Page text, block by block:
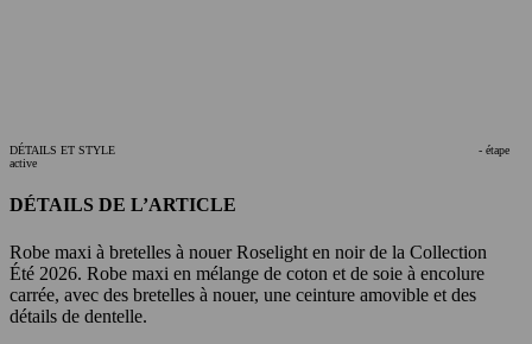
DÉTAILS ET STYLE
- étape
active
DÉTAILS DE L’ARTICLE
Robe maxi à bretelles à nouer Roselight en noir de la Collection
Été 2026. Robe maxi en mélange de coton et de soie à encolure
carrée, avec des bretelles à nouer, une ceinture amovible et des
détails de dentelle.